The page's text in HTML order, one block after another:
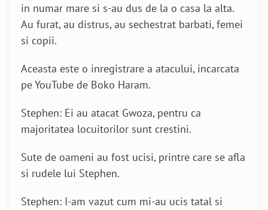
in numar mare si s-au dus de la o casa la alta.
Au furat, au distrus, au sechestrat barbati, femei
si copii.
Aceasta este o inregistrare a atacului, incarcata
pe YouTube de Boko Haram.
Stephen: Ei au atacat Gwoza, pentru ca
majoritatea locuitorilor sunt crestini.
Sute de oameni au fost ucisi, printre care se afla
si rudele lui Stephen.
Stephen: I-am vazut cum mi-au ucis tatal si